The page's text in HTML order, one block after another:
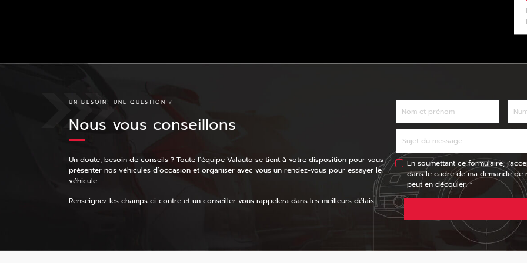
UN BESOIN, UNE QUESTION ?
Nous vous conseillons
Un doute, besoin de conseils ? Toute l’équipe Valauto se tient à votre disposition pour vous
présenter nos véhicules d’occasion et organiser avec vous un rendez-vous pour essayer le
véhicule.
Renseignez les champs ci-contre et un conseiller vous rappelera dans les meilleurs délais.
En soumettant ce formulaire,
dans le cadre de ma demande
peut en découler. *